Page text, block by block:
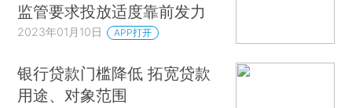
监管要求投放适度靠前发力
2023年01月10日 APP打开
银行贷款门槛降低 拓宽贷款
用途、对象范围